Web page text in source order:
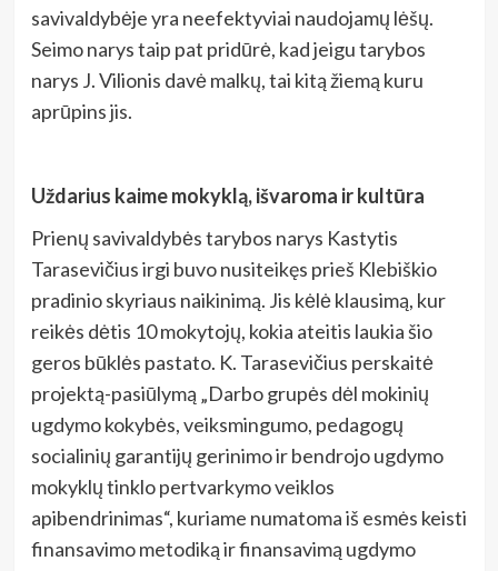
savivaldybėje yra neefektyviai naudojamų lėšų.
Seimo narys taip pat pridūrė, kad jeigu tarybos
narys J. Vilionis davė malkų, tai kitą žiemą kuru
aprūpins jis.
Uždarius kaime mokyklą, išvaroma ir kultūra
Prienų savivaldybės tarybos narys Kastytis
Tarasevičius irgi buvo nusiteikęs prieš Klebiškio
pradinio skyriaus naikinimą. Jis kėlė klausimą, kur
reikės dėtis 10 mokytojų, kokia ateitis laukia šio
geros būklės pastato. K. Tarasevičius perskaitė
projektą-pasiūlymą „Darbo grupės dėl mokinių
ugdymo kokybės, veiksmingumo, pedagogų
socialinių garantijų gerinimo ir bendrojo ugdymo
mokyklų tinklo pertvarkymo veiklos
apibendrinimas“, kuriame numatoma iš esmės keisti
finansavimo metodiką ir finansavimą ugdymo